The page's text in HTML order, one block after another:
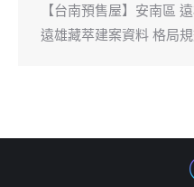
【台南預售屋】安南區
遠雄藏萃建案資料 格局